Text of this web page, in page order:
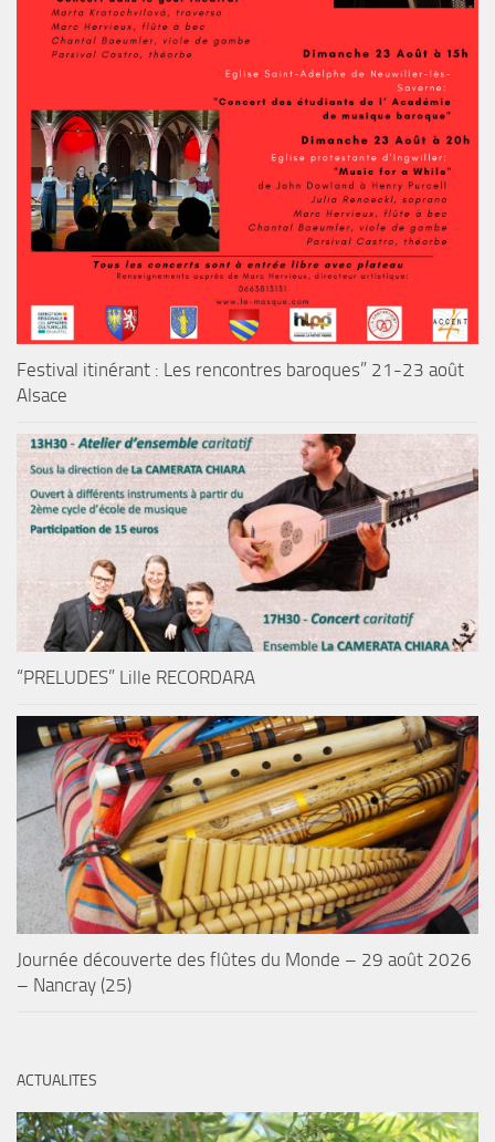
Festival itinérant : Les rencontres baroques” 21-23 août
Alsace
“PRELUDES” Lille RECORDARA
Journée découverte des flûtes du Monde – 29 août 2026
– Nancray (25)
ACTUALITES